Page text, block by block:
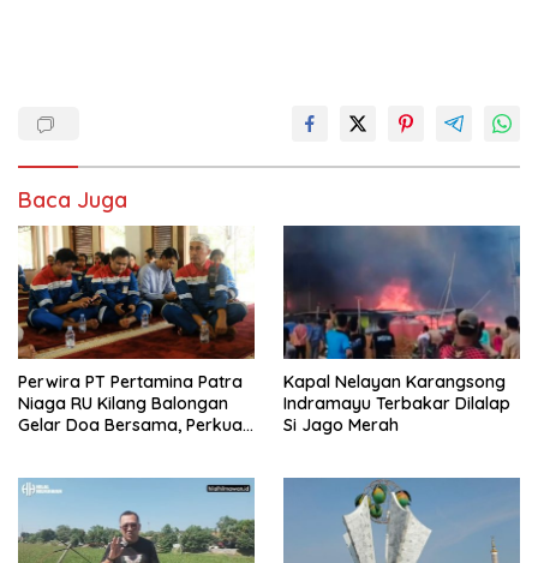
Baca Juga
Perwira PT Pertamina Patra
Niaga RU Kilang Balongan
Gelar Doa Bersama, Perkuat
Kapal Nelayan Karangsong
Indramayu Terbakar Dilalap
Si Jago Merah